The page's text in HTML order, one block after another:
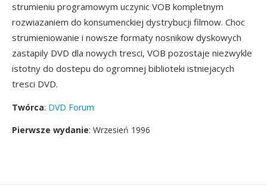
strumieniu programowym uczynic VOB kompletnym
rozwiazaniem do konsumenckiej dystrybucji filmow. Choc
strumieniowanie i nowsze formaty nosnikow dyskowych
zastapily DVD dla nowych tresci, VOB pozostaje niezwykle
istotny do dostepu do ogromnej biblioteki istniejacych
tresci DVD.
Twórca: DVD Forum
Pierwsze wydanie: Wrzesień 1996